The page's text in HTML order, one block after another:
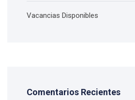
Vacancias Disponibles
Comentarios Recientes